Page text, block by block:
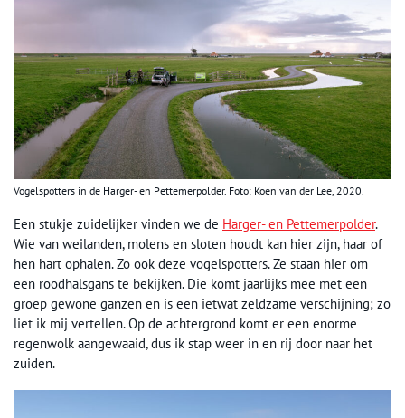
Vogelspotters in de Harger- en Pettemerpolder. Foto: Koen van der Lee, 2020.
Een stukje zuidelijker vinden we de Harger- en Pettemerpolder.
Wie van weilanden, molens en sloten houdt kan hier zijn, haar of
hen hart ophalen. Zo ook deze vogelspotters. Ze staan hier om
een roodhalsgans te bekijken. Die komt jaarlijks mee met een
groep gewone ganzen en is een ietwat zeldzame verschijning; zo
liet ik mij vertellen. Op de achtergrond komt er een enorme
regenwolk aangewaaid, dus ik stap weer in en rij door naar het
zuiden.